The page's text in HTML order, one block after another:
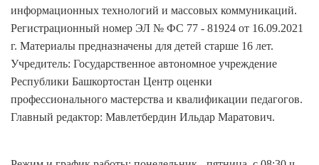
информационных технологий и массовых коммуникаций.
Регистрационный номер ЭЛ № ФС 77 - 81924 от 16.09.2021
г. Материалы предназначены для детей старше 16 лет.
Учредитель: Государственное автономное учреждение
Республики Башкортостан Центр оценки
профессионального мастерства и квалификации педагогов.
Главный редактор: Мавлетбердин Ильдар Маратович.